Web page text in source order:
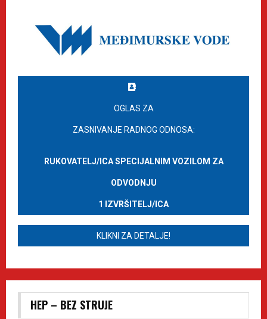
OGLAS ZA
ZASNIVANJE RADNOG ODNOSA:
RUKOVATELJ/ICA SPECIJALNIM VOZILOM ZA
ODVODNJU
1 IZVRŠITELJ/ICA
KLIKNI ZA DETALJE!
HEP – BEZ STRUJE